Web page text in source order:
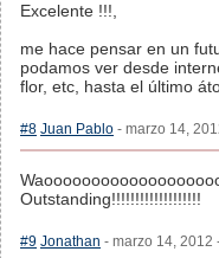
Excelente !!!,
me hace pensar en un
podamos ver desde
flor, etc, hasta el último
#8 Juan Pablo - marzo 14,
Outstanding!!!!!!!!!!!!!!!!!!!
#9 Jonathan - marzo 14, 2012